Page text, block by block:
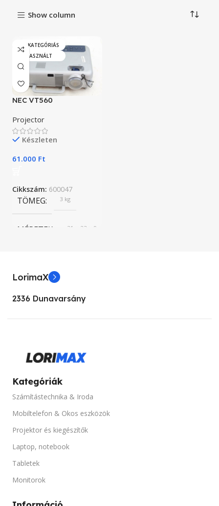
Show column
„A” KATEGÓRIÁS
HASZNÁLT
NEC VT560
Projector
Készleten
61.000 Ft
Cikkszám: 600047
TÖMEG 3 kg
MÉRETEK 31 × 23 × 9 cm
KÉPARÁNY
LÁMPA TELJESÍTMÉNY
HASZNÁLT ORÁK SZÁMA
CSOMAG TARTALMA
LorimaX
2336 Dunavarsány
Kategóriák
Számítástechnika & Iroda
Mobiltelefon & Okos eszközök
Projektor és kiegészítők
Laptop, notebook
Tabletek
Monitorok